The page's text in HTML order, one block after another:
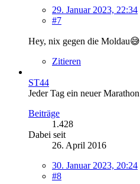
29. Januar 2023, 22:34
#7
Hey, nix gegen die Moldau😅
Zitieren
ST44
Jeder Tag ein neuer Marathon
Beiträge
1.428
Dabei seit
26. April 2016
30. Januar 2023, 20:24
#8